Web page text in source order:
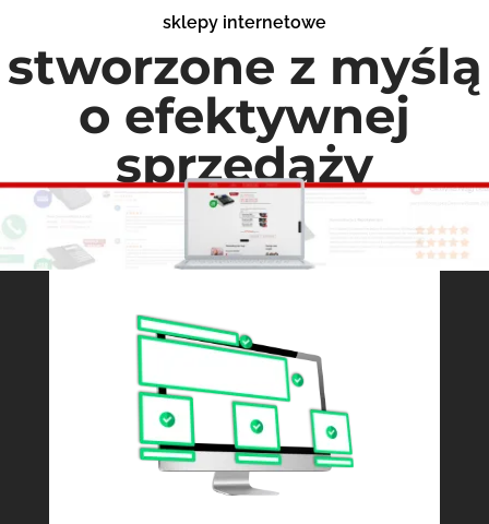
sklepy internetowe
stworzone z myślą
o efektywnej
sprzedaży